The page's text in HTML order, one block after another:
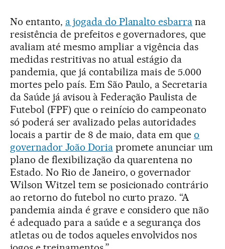
No entanto, a jogada do Planalto esbarra na
resistência de prefeitos e governadores, que
avaliam até mesmo ampliar a vigência das
medidas restritivas no atual estágio da
pandemia, que já contabiliza mais de 5.000
mortes pelo país. Em São Paulo, a Secretaria
da Saúde já avisou à Federação Paulista de
Futebol (FPF) que o reinício do campeonato
só poderá ser avalizado pelas autoridades
locais a partir de 8 de maio, data em queo
governador João Doriapromete anunciar um
plano de flexibilização da quarentena no
Estado. No Rio de Janeiro, o governador
Wilson Witzel tem se posicionado contrário
ao retorno do futebol no curto prazo. “A
pandemia ainda é grave e considero que não
é adequado para a saúde e a segurança dos
atletas ou de todos aqueles envolvidos nos